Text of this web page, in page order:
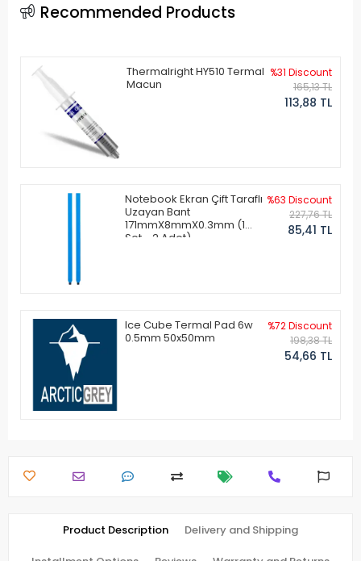
Recommended Products
Thermalright HY510 Termal
Macun
%31 Discount
165,13 TL
113,88 TL
Notebook Ekran Çift Taraflı
Uzayan Bant
171mmX8mmX0.3mm (1
Set - 2 Adet)
%63 Discount
227,76 TL
85,41 TL
Ice Cube Termal Pad 6w
0.5mm 50x50mm
%72 Discount
198,38 TL
54,66 TL
Product Description Delivery and Shipping